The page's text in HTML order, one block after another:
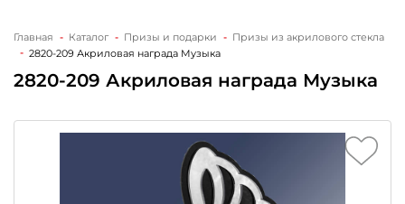
Главная Каталог Призы и подарки
Призы из акрилового стекла
2820-209 Акриловая награда Музыка
2820-209 Акриловая награда Музыка